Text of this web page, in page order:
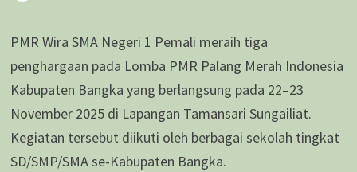
PMR Wira SMA Negeri 1 Pemali meraih tiga
penghargaan pada Lomba PMR Palang Merah Indonesia
Kabupaten Bangka yang berlangsung pada 22–23
November 2025 di Lapangan Tamansari Sungailiat.
Kegiatan tersebut diikuti oleh berbagai sekolah tingkat
SD/SMP/SMA se-Kabupaten Bangka.